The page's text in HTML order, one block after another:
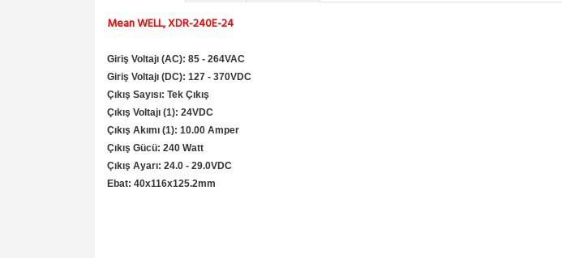
Mean WELL, XDR-240E-24
Giriş Voltajı (AC): 85 - 264VAC
Giriş Voltajı (DC): 127 - 370VDC
Çıkış Sayısı: Tek Çıkış
Çıkış Voltajı (1): 24VDC
Çıkış Akımı (1): 10.00 Amper
Çıkış Gücü: 240 Watt
Çıkış Ayarı: 24.0 - 29.0VDC
Ebat: 40x116x125.2mm